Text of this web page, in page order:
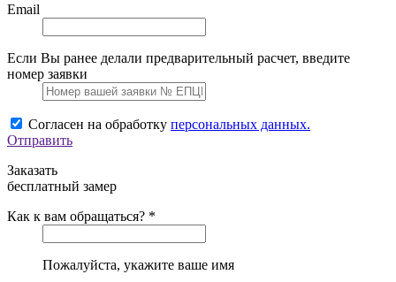
Email
Если Вы ранее делали предварительный расчет, введите
номер заявки
Согласен на обработку персональных данных.
Отправить
Заказать
бесплатный замер
Как к вам обращаться? *
Пожалуйста, укажите ваше имя